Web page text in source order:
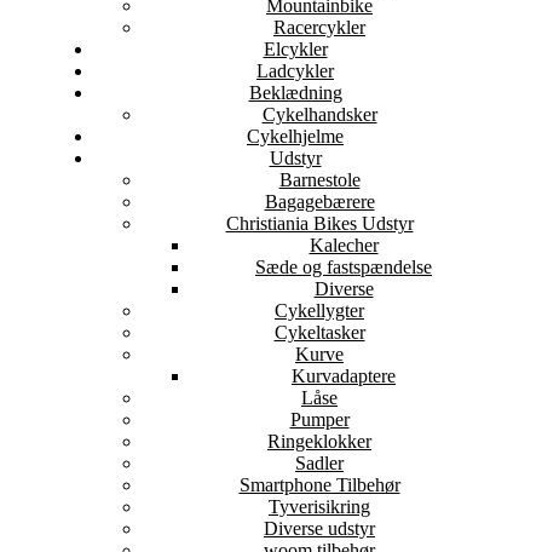
Mountainbike
Racercykler
Elcykler
Ladcykler
Beklædning
Cykelhandsker
Cykelhjelme
Udstyr
Barnestole
Bagagebærere
Christiania Bikes Udstyr
Kalecher
Sæde og fastspændelse
Diverse
Cykellygter
Cykeltasker
Kurve
Kurvadaptere
Låse
Pumper
Ringeklokker
Sadler
Smartphone Tilbehør
Tyverisikring
Diverse udstyr